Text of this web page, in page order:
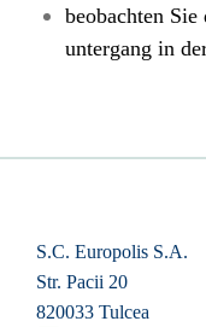
beobachten
untergang in
S.C. Europolis S.A.
Str. Pacii 20
820033 Tulcea